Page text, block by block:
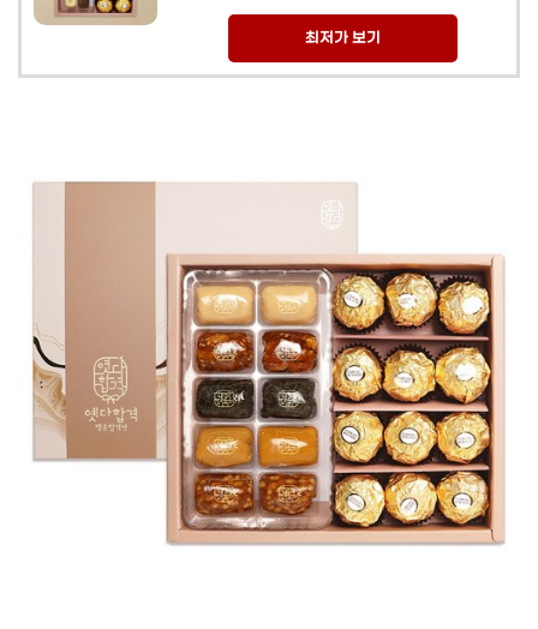
최저가 보기